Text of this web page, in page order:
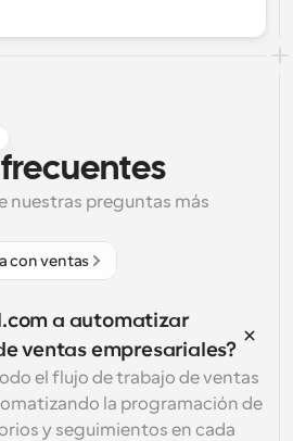
nuestras preguntas más
con ventas
a automatizar
ventas empresariales?
el flujo de trabajo de ventas
la programación de
y seguimientos en cada